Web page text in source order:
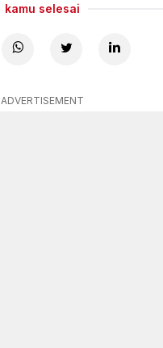
kamu selesai
ADVERTISEMENT